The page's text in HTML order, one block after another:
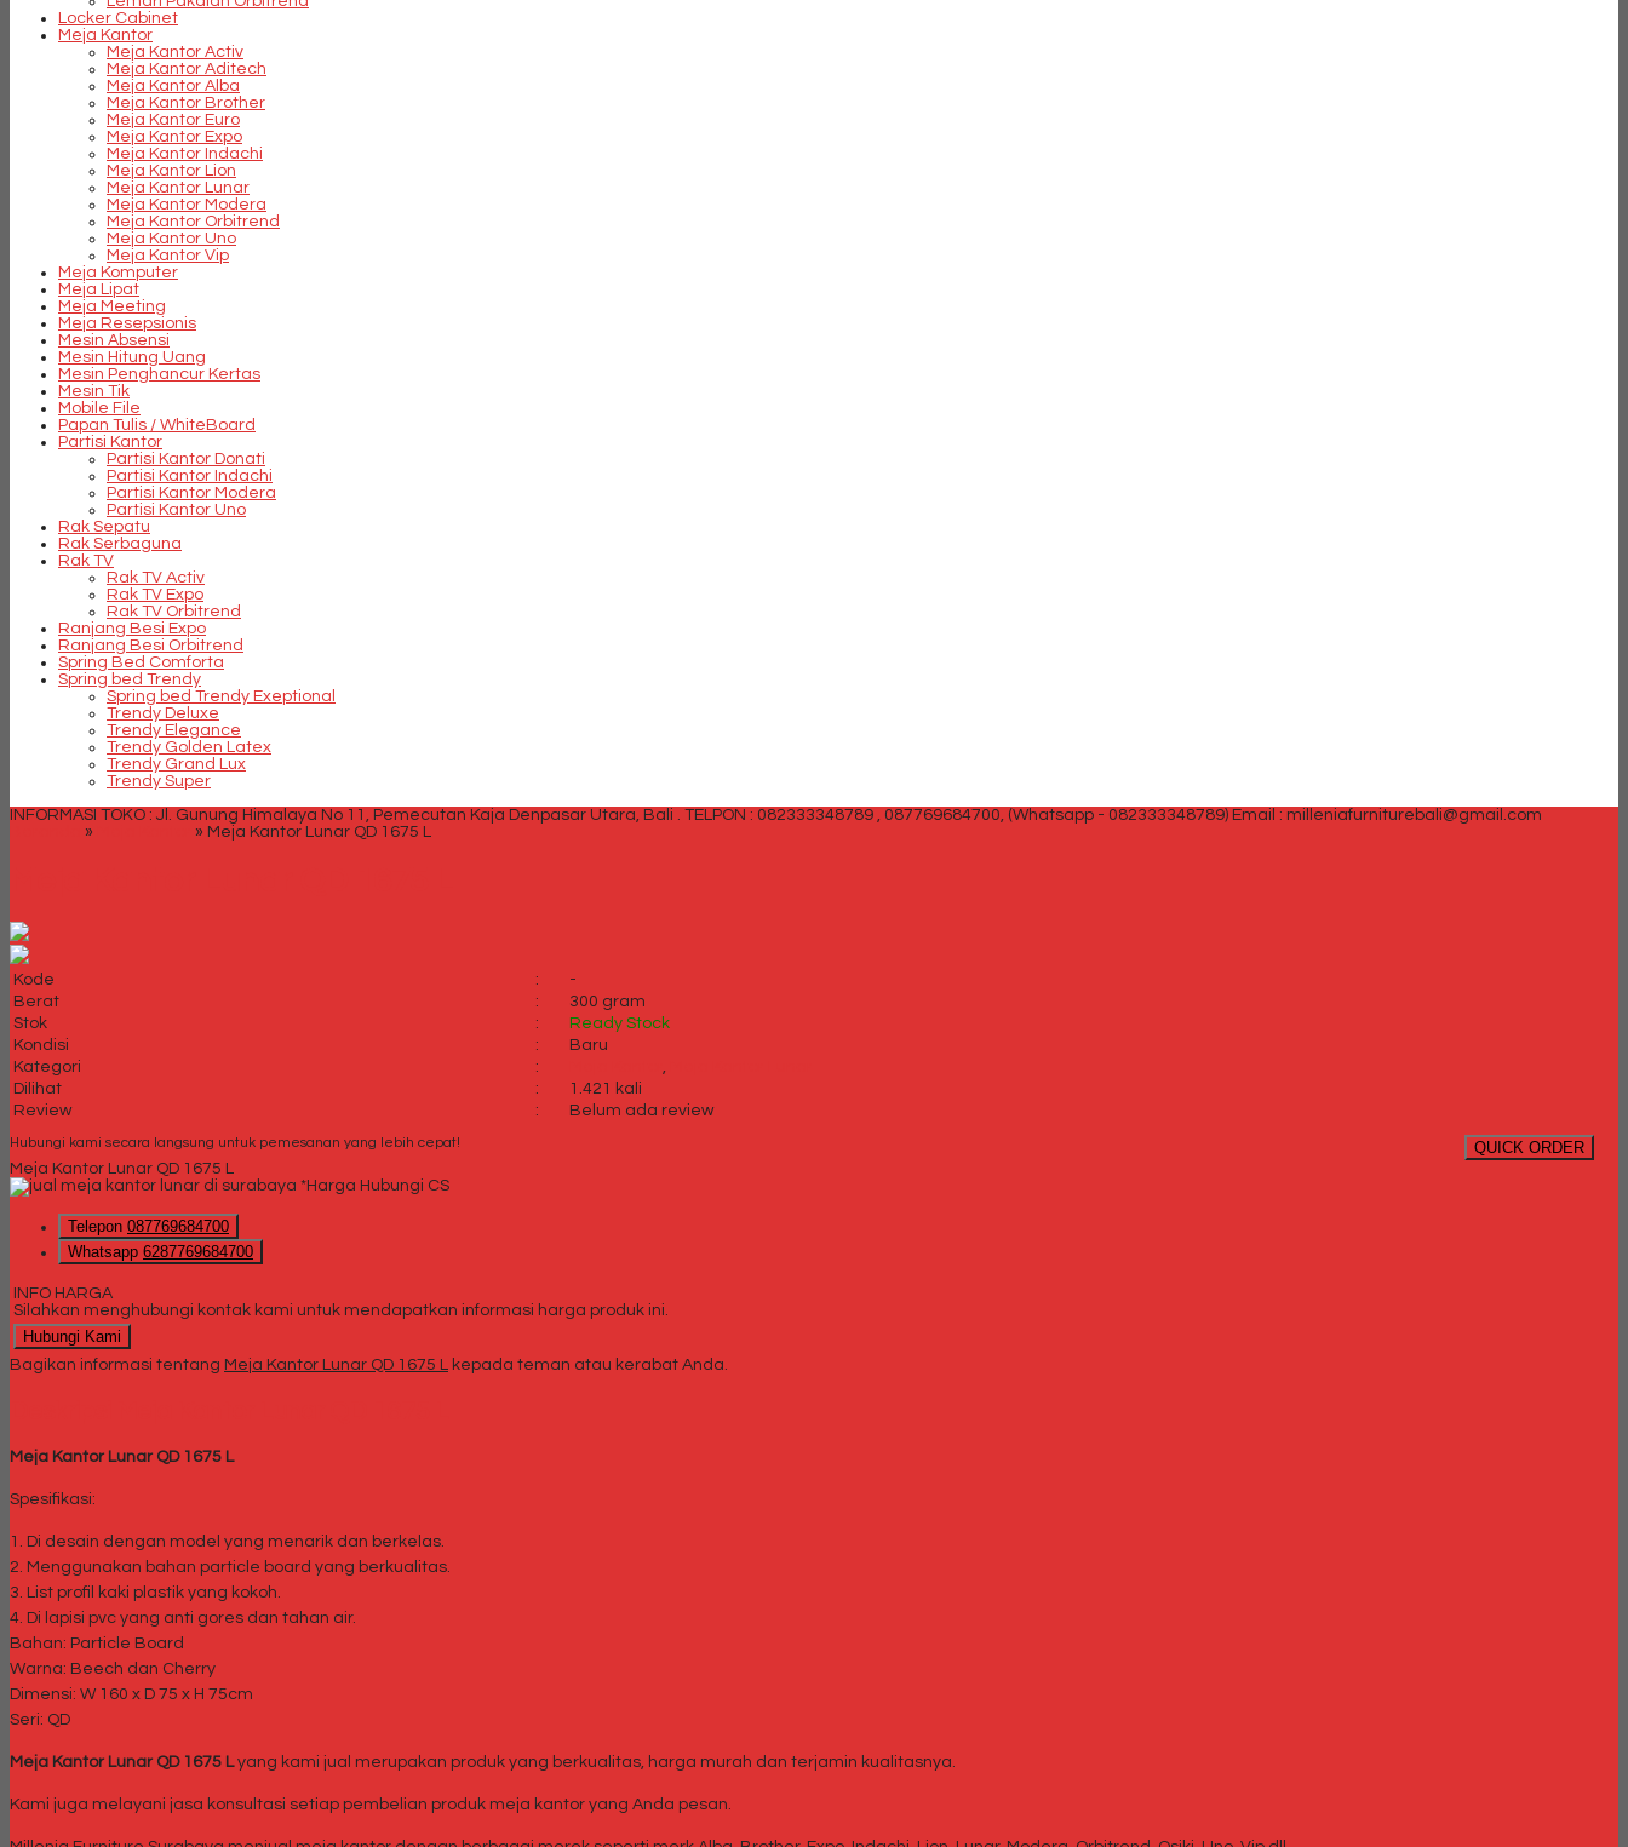
Locker Cabinet
Meja Kantor
Meja Kantor Activ
Meja Kantor Aditech
Meja Kantor Alba
Meja Kantor Brother
Meja Kantor Euro
Meja Kantor Expo
Meja Kantor Indachi
Meja Kantor Lion
Meja Kantor Lunar
Meja Kantor Modera
Meja Kantor Orbitrend
Meja Kantor Uno
Meja Kantor Vip
Meja Komputer
Meja Lipat
Meja Meeting
Meja Resepsionis
Mesin Absensi
Mesin Hitung Uang
Mesin Penghancur Kertas
Mesin Tik
Mobile File
Papan Tulis / WhiteBoard
Partisi Kantor
Partisi Kantor Donati
Partisi Kantor Indachi
Partisi Kantor Modera
Partisi Kantor Uno
Rak Sepatu
Rak Serbaguna
Rak TV
Rak TV Activ
Rak TV Expo
Rak TV Orbitrend
Ranjang Besi Expo
Ranjang Besi Orbitrend
Spring Bed Comforta
Spring bed Trendy
Spring bed Trendy Exeptional
Trendy Deluxe
Trendy Elegance
Trendy Golden Latex
Trendy Grand Lux
Trendy Super
INFORMASI TOKO : Jl. Gunung Himalaya No 11, Pemecutan Kaja Denpasar Utara, Bali . TELPON : 082333348789 , 087769684700, (Whatsapp - 082333348789) Email : milleniafurniturebali@gmail.com
» » Meja Kantor Lunar QD 1675 L
Kode :
-
Berat
:
300 gram
Stok
:
Ready Stock
Kondisi
:
Baru
Kategori
:
Dilihat
:
1.421 kali
Review
: Belum ada review
QUICK ORDER
Hubungi kami secara langsung untuk pemesanan yang lebih cepat!
Meja Kantor Lunar QD 1675 L
*Harga Hubungi CS
Telepon 087769684700
Whatsapp 6287769684700
INFO HARGA
Silahkan menghubungi kontak kami untuk mendapatkan informasi harga produk ini.
Hubungi Kami
Bagikan informasi tentang Meja Kantor Lunar QD 1675 L kepada teman atau kerabat Anda.
Meja Kantor Lunar QD 1675 L
Spesifikasi:
1. Di desain dengan model yang menarik dan berkelas.
2. Menggunakan bahan particle board yang berkualitas.
3. List profil kaki plastik yang kokoh.
4. Di lapisi pvc yang anti gores dan tahan air.
Bahan: Particle Board
Warna: Beech dan Cherry
Dimensi: W 160 x D 75 x H 75cm
Seri: QD
Meja Kantor Lunar QD 1675 Lyang kami jual merupakan produk yang berkualitas, harga murah dan terjamin kualitasnya.
Kami juga melayani jasa konsultasi setiap pembelian produk meja kantor yang Anda pesan.